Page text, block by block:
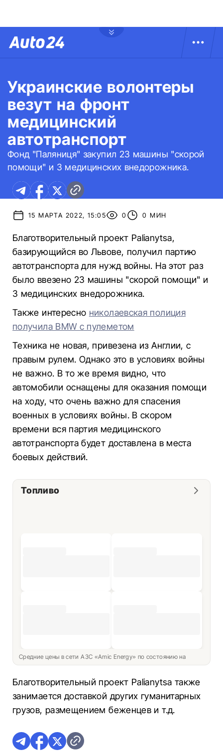
Украинские волонтеры
везут на фронт
медицинский
автотранспорт
Фонд "Паляниця" закупил 23 машины "скорой
помощи" и 3 медицинских внедорожника.
15 МАРТА 2022, 15:05 0 0 МИН
Благотворительный проект Palianytsa,
базирующийся во Львове, получил партию
автотранспорта для нужд войны. На этот раз
было ввезено 23 машины "скорой помощи" и
3 медицинских внедорожника.
Также интересно николаевская полиция
получила BMW с пулеметом
Техника не новая, привезена из Англии, с
правым рулем. Однако это в условиях войны
не важно. В то же время видно, что
автомобили оснащены для оказания помощи
на ходу, что очень важно для спасения
военных в условиях войны. В скором
времени вся партия медицинского
автотранспорта будет доставлена ​​в места
боевых действий.
Топливо
Средние цены в сети АЗС «Amic Energy» по состоянию на
Благотворительный проект Palianytsa также
занимается доставкой других гуманитарных
грузов, размещением беженцев и т.д.